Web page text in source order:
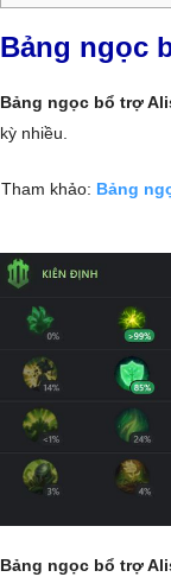
Bảng ngọc
Bảng ngọc bổ trợ
kỳ nhiều.
Tham khảo: Bảng
Bảng ngọc bổ trợ